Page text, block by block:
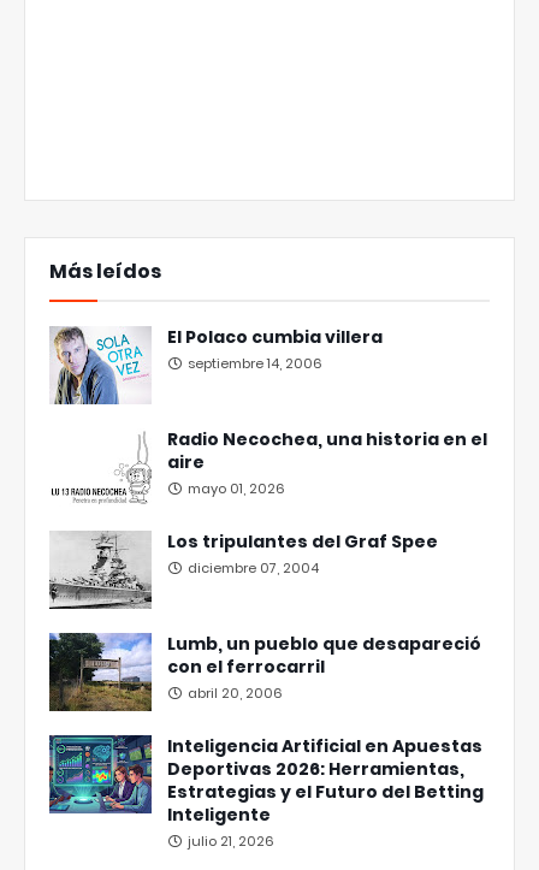
Más leídos
El Polaco cumbia villera
septiembre 14, 2006
Radio Necochea, una historia en el
aire
mayo 01, 2026
Los tripulantes del Graf Spee
diciembre 07, 2004
Lumb, un pueblo que desapareció
con el ferrocarril
abril 20, 2006
Inteligencia Artificial en Apuestas
Deportivas 2026: Herramientas,
Estrategias y el Futuro del Betting
Inteligente
julio 21, 2026